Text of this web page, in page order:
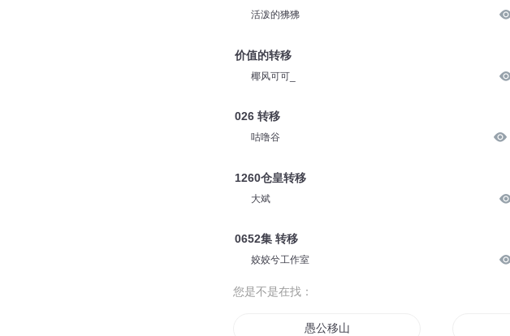
活泼的狒狒
价值的转移
椰风可可_
026 转移
咕噜谷
1260仓皇转移
大斌
0652集 转移
姣姣兮工作室
您是不是在找：
愚公移山